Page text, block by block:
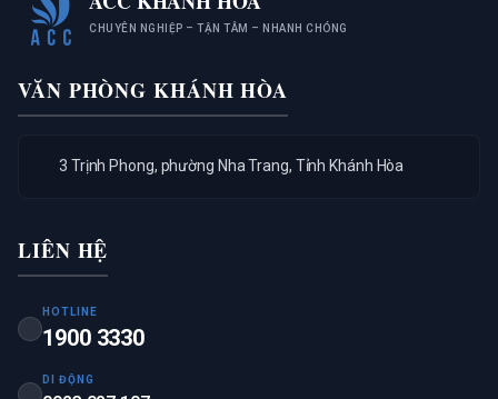
CHUYÊN NGHIỆP – TẬN TÂM – NHANH CHÓNG
VĂN PHÒNG KHÁNH HÒA
3 Trịnh Phong, phường Nha Trang, Tỉnh Khánh Hòa
LIÊN HỆ
HOTLINE
1900 3330
DI ĐỘNG